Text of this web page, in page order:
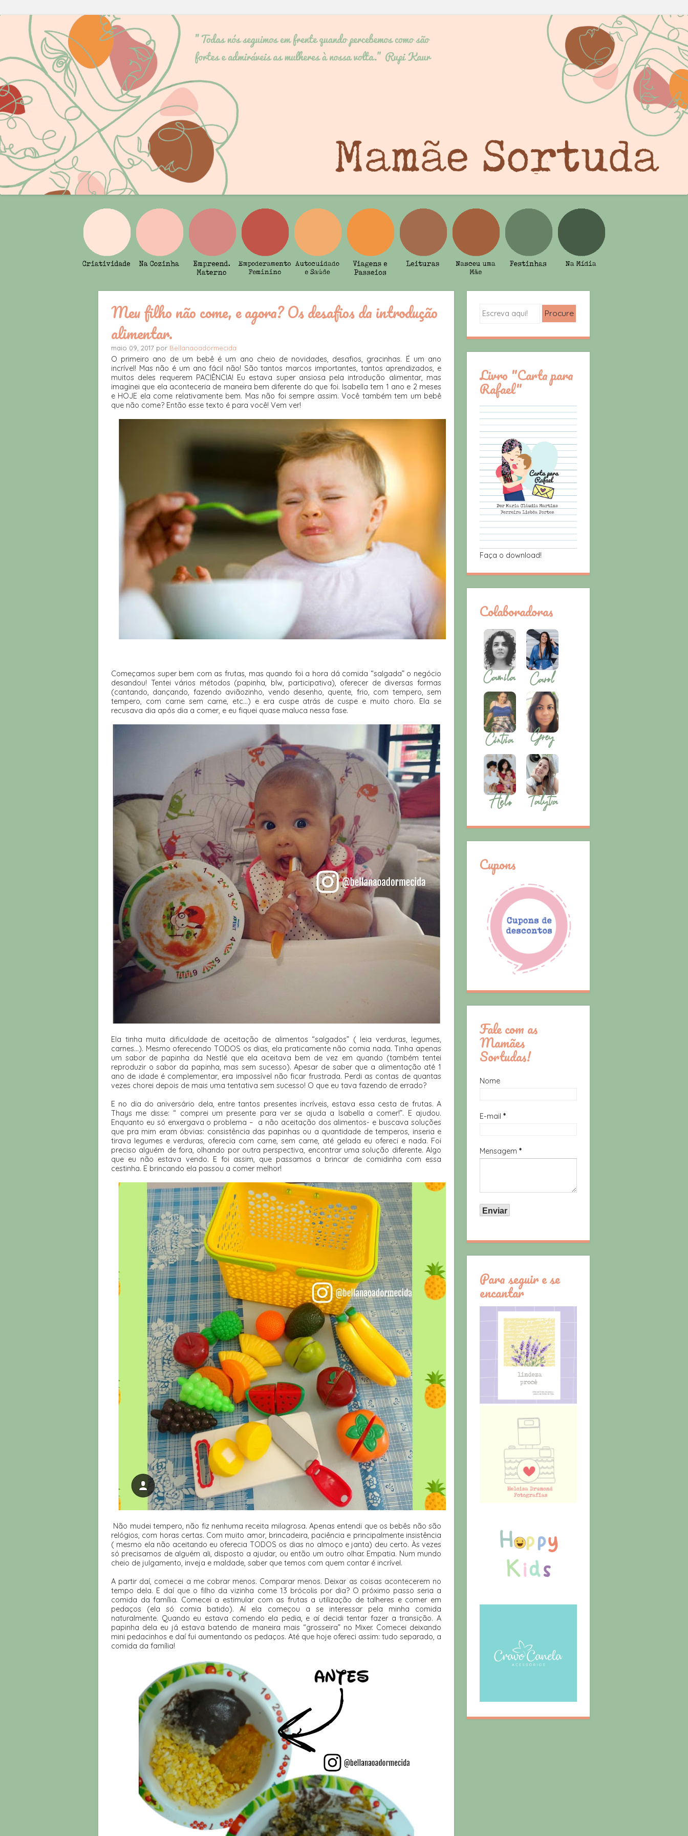
Meu filho não come, e agora? Os desafios da introdução
alimentar.
maio 09, 2017 por Bellanaoadormecida
O primeiro ano de um bebê é um ano cheio de novidades, desafios, gracinhas. É um ano
incrível! Mas não é um ano fácil não! São tantos marcos importantes, tantos aprendizados, e
muitos deles requerem PACIÊNCIA! Eu estava super ansiosa pela introdução alimentar, mas
imaginei que ela aconteceria de maneira bem diferente do que foi. Isabella tem 1 ano e 2 meses
e HOJE ela come relativamente bem. Mas não foi sempre assim. Você também tem um bebê
que não come? Então esse texto é para você! Vem ver!
Começamos super bem com as frutas, mas quando foi a hora dá comida “salgada” o negócio
desandou! Tentei vários métodos (papinha, blw, participativa), oferecer de diversas formas
(cantando, dançando, fazendo aviãozinho, vendo desenho, quente, frio, com tempero, sem
tempero, com carne sem carne, etc...) e era cuspe atrás de cuspe e muito choro. Ela se
recusava dia após dia a comer, e eu fiquei quase maluca nessa fase.
Ela tinha muita dificuldade de aceitação de alimentos “salgados” ( leia verduras, legumes,
carnes...). Mesmo oferecendo TODOS os dias, ela praticamente não comia nada. Tinha apenas
um sabor de papinha da Nestlé que ela aceitava bem de vez em quando (também tentei
reproduzir o sabor da papinha, mas sem sucesso). Apesar de saber que a alimentação até 1
ano de idade é complementar, era impossível não ficar frustrada. Perdi as contas de quantas
vezes chorei depois de mais uma tentativa sem sucesso! O que eu tava fazendo de errado?
E no dia do aniversário dela, entre tantos presentes incríveis, estava essa cesta de frutas. A
Thays me disse: “ comprei um presente para ver se ajuda a Isabella a comer!”. E ajudou.
Enquanto eu só enxergava o problema – a não aceitação dos alimentos- e buscava soluções
que pra mim eram óbvias: consistência das papinhas ou a quantidade de temperos, inseria e
tirava legumes e verduras, oferecia com carne, sem carne, até gelada eu ofereci e nada. Foi
preciso alguém de fora, olhando por outra perspectiva, encontrar uma solução diferente. Algo
que eu não estava vendo. E foi assim, que passamos a brincar de comidinha com essa
cestinha. E brincando ela passou a comer melhor!
Não mudei tempero, não fiz nenhuma receita milagrosa. Apenas entendi que os bebês não são
relógios, com horas certas. Com muito amor, brincadeira, paciência e principalmente insistência
( mesmo ela não aceitando eu oferecia TODOS os dias no almoço e janta) deu certo. Às vezes
só precisamos de alguém ali, disposto a ajudar, ou então um outro olhar. Empatia. Num mundo
cheio de julgamento, inveja e maldade, saber que temos com quem contar é incrível​.
A partir daí, comecei a me cobrar menos. Comparar menos. Deixar as coisas acontecerem no
tempo dela. E daí que o filho da vizinha come 13 brócolis por dia? O próximo passo seria a
comida da família. Comecei a estimular com as frutas a utilização de talheres e comer em
pedaços (ela só comia batido). Aí ela começou a se interessar pela minha comida
naturalmente. Quando eu estava comendo ela pedia, e aí decidi tentar fazer a transição. A
papinha dela eu já estava batendo de maneira mais “grosseira” no Mixer. Comecei deixando
mini pedacinhos e daí fui aumentando os pedaços. Até que hoje ofereci assim: tudo separado, a
comida da família!
Search
Livro "Carta para
Rafael"
Faça o download!
Colaboradoras
Cupons
Fale com as
Mamães
Sortudas!
Nome
E-mail *
Mensagem *
Para seguir e se
encantar